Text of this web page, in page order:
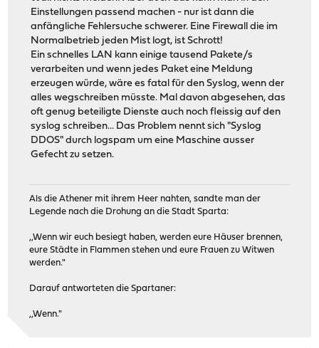
Einstellungen passend machen - nur ist dann die
anfängliche Fehlersuche schwerer. Eine Firewall die im
Normalbetrieb jeden Mist logt, ist Schrott!
Ein schnelles LAN kann einige tausend Pakete/s
verarbeiten und wenn jedes Paket eine Meldung
erzeugen würde, wäre es fatal für den Syslog, wenn der
alles wegschreiben müsste. Mal davon abgesehen, das
oft genug beteiligte Dienste auch noch fleissig auf den
syslog schreiben... Das Problem nennt sich "Syslog
DDOS" durch logspam um eine Maschine ausser
Gefecht zu setzen.
Als die Athener mit ihrem Heer nahten, sandte man der
Legende nach die Drohung an die Stadt Sparta:
,,Wenn wir euch besiegt haben, werden eure Häuser brennen,
eure Städte in Flammen stehen und eure Frauen zu Witwen
werden."
Darauf antworteten die Spartaner:
,,Wenn."